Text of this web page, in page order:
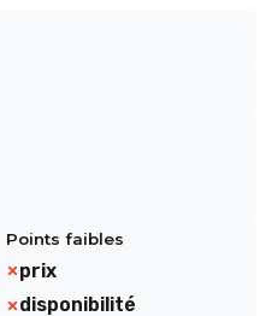
de vapotage
Points faibles
prix
disponibilité